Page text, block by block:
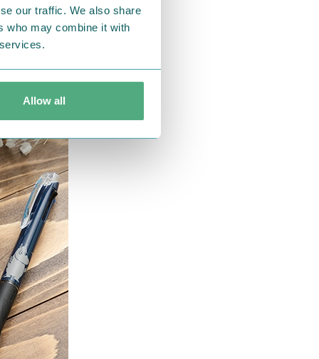
our traffic. We also share
who may combine it with
Allow all